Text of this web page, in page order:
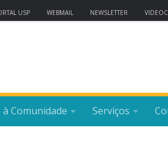
USP WEBMAIL NEWSLETTER
à Comunidade Serviços